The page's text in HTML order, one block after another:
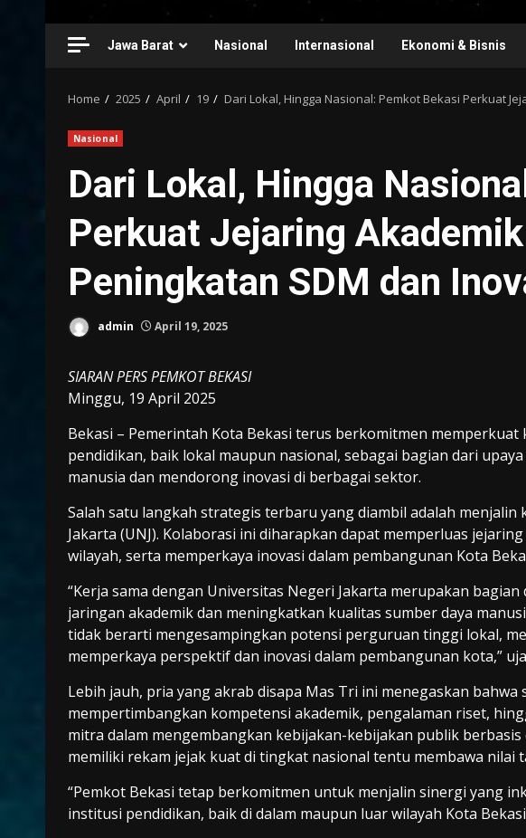
Jawa Barat Nasional Internasional Ekonomi & Bisnis
Home 2025 April 19 Dari Lokal, Hingga Nasional: Pemkot Bekasi Perkuat
Nasional
Dari Lokal, Hingga
Perkuat Jejaring
Peningkatan SDM dan
admin April 19, 2025
SIARAN PERS PEMKOT BEKASI
Minggu, 19 April 2025
Bekasi – Pemerintah Kota Bekasi terus berkomitmen
pendidikan, baik lokal maupun nasional, sebagai bagian dari
manusia dan mendorong inovasi di berbagai sektor.
Salah satu langkah strategis terbaru yang diambil adalah
Jakarta (UNJ). Kolaborasi ini diharapkan dapat memperluas
wilayah, serta memperkaya inovasi dalam pembangunan Kota
“Kerja sama dengan Universitas Negeri Jakarta merupakan
jaringan akademik dan meningkatkan kualitas sumber daya
tidak berarti mengesampingkan potensi perguruan tinggi lokal,
memperkaya perspektif dan inovasi dalam pembangunan kota,”
Lebih jauh, pria yang akrab disapa Mas Tri ini menegaskan bahwa
mempertimbangkan kompetensi akademik, pengalaman riset,
mitra dalam mengembangkan kebijakan-kebijakan publik
memiliki rekam jejak kuat di tingkat nasional tentu membawa nilai
“Pemkot Bekasi tetap berkomitmen untuk menjalin sinergi yang
institusi pendidikan, baik di dalam maupun luar wilayah Kota